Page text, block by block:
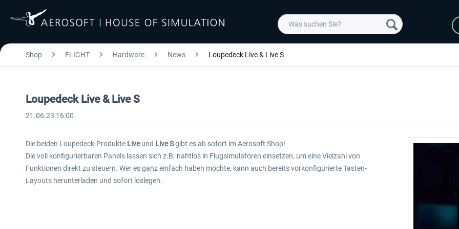
Shop FLIGHT Hardware News Loupedeck Live & Live S
Loupedeck Live & Live S
21.06.23 16:00
Die beiden Loupedeck-Produkte Liveund Live Sgibt es ab sofort im Aerosoft Shop!
Die voll konfigurierbaren Panels lassen sich z.B. nahtlos in Flugsimulatoren einsetzen, um eine Vielzahl von
Funktionen direkt zu steuern. Wer es ganz einfach haben möchte, kann auch bereits vorkonfigurierte Tasten-
Layouts herunterladen und sofort loslegen.